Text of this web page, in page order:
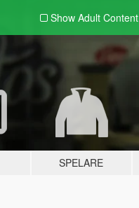
Show Adult Content
SPELARE